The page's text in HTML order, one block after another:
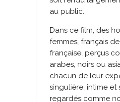
au public.
Dans ce film, des
femmes, français
française, perçus
arabes, noirs ou
chacun de leur
singulière, intime et
regardés comme